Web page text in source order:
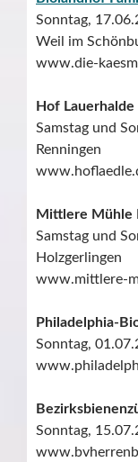
Sonntag,
Weil im
www.die-
Hof
Samstag und
Renningen
Mittlere Mühle
Samstag und
Holzgerlingen
www.mittlere-
Philadelphia-
Sonntag,
Sonntag,